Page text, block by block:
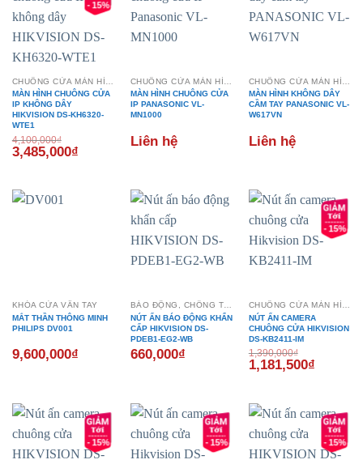
- 15%
MÀN HÌNH CHUÔNG CỬA
IP KHÔNG DÂY
HIKVISION DS-KH6320-
WTE1
4,100,000₫
Giá
gốc
3,485,000₫Giá
hiện
3,485,000₫.
MÀN HÌNH CHUÔNG CỬA
IP PANASONIC VL-
MN1000
Liên hệ
MÀN HÌNH KHÔNG DÂY
CẦM TAY PANASONIC VL-
W617VN
Liên hệ
KHÓA CỬA VÂN TAY
MẮT THẦN THÔNG MINH
PHILIPS DV001
9,600,000₫
NÚT ẤN BÁO ĐỘNG KHẨN
CẤP HIKVISION DS-
PDEB1-EG2-WB
660,000₫
- 15%
NÚT ẤN CAMERA
CHUÔNG CỬA HIKVISION
DS-KB2411-IM
1,390,000₫
Giá
gốc
1,181,500₫Giá
- 15% - 15% - 15%